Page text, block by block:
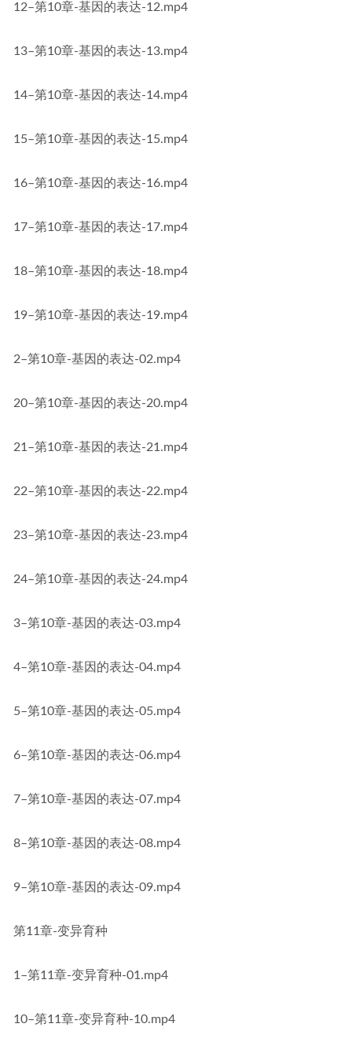
12–第10章-基因的表达-12.mp4
13–第10章-基因的表达-13.mp4
14–第10章-基因的表达-14.mp4
15–第10章-基因的表达-15.mp4
16–第10章-基因的表达-16.mp4
17–第10章-基因的表达-17.mp4
18–第10章-基因的表达-18.mp4
19–第10章-基因的表达-19.mp4
2–第10章-基因的表达-02.mp4
20–第10章-基因的表达-20.mp4
21–第10章-基因的表达-21.mp4
22–第10章-基因的表达-22.mp4
23–第10章-基因的表达-23.mp4
24–第10章-基因的表达-24.mp4
3–第10章-基因的表达-03.mp4
4–第10章-基因的表达-04.mp4
5–第10章-基因的表达-05.mp4
6–第10章-基因的表达-06.mp4
7–第10章-基因的表达-07.mp4
8–第10章-基因的表达-08.mp4
9–第10章-基因的表达-09.mp4
第11章-变异育种
1–第11章-变异育种-01.mp4
10–第11章-变异育种-10.mp4